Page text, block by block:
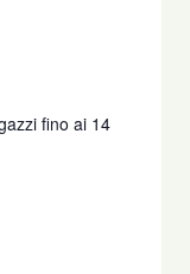
fino ai 14